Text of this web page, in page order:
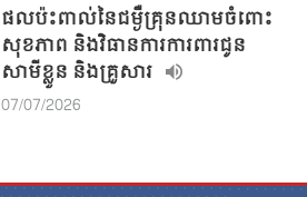
ផលប៉ះពាល់នៃជម្ងឺគ្រុនឈាមចំពោះ
សុខភាព និងវិធានការការពារជូន
សាមីខ្លួន និងគ្រួសារ
07/07/2026